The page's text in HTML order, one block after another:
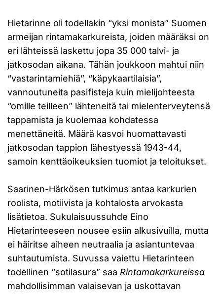
Hietarinne oli todellakin “yksi monista” Suomen
armeijan rintamakarkureista, joiden määräksi on
eri lähteissä laskettu jopa 35 000 talvi- ja
jatkosodan aikana. Tähän joukkoon mahtui niin
“vastarintamiehiä”, “käpykaartilaisia”,
vannoutuneita pasifisteja kuin mielijohteesta
“omille teilleen” lähteneitä tai mielenterveytensä
tappamista ja kuolemaa kohdatessa
menettäneitä. Määrä kasvoi huomattavasti
jatkosodan tappion lähestyessä 1943-44,
samoin kenttäoikeuksien tuomiot ja teloitukset.
Saarinen-Härkösen tutkimus antaa karkurien
roolista, motiivista ja kohtalosta arvokasta
lisätietoa. Sukulaisuussuhde Eino
Hietarinteeseen nousee esiin alkusivuilla, mutta
ei häiritse aiheen neutraalia ja asiantuntevaa
suhtautumista. Suvussa vaiettu Hietarinteen
todellinen “sotilasura” saa Rintamakarkureissa
mahdollisimman valaisevan ja uskottavan